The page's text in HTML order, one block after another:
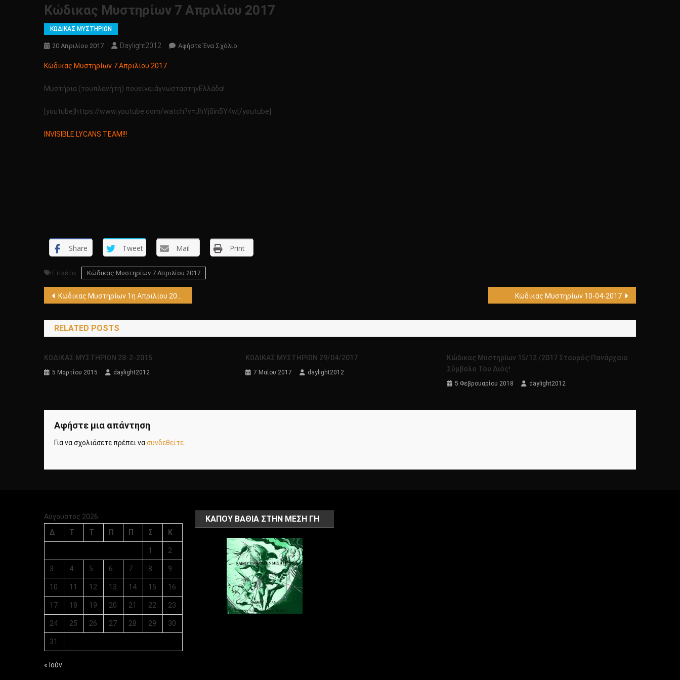
Κώδικας Μυστηρίων 7 Απριλίου 2017
ΚΩΔΙΚΑΣ ΜΥΣΤΗΡΙΩΝ
20 Απριλίου 2017 Daylight2012 Αφήστε Ένα Σχόλιο
2017
Κώδικας Μυστηρίων 7 Απριλίου 2017
Μυστήρια (τουπλανήτη) πουείναιάγνωσταστηνΕλλάδα!
[youtube]https://www.youtube.com/watch?v=JhYj0in5Y4w[/youtube]
INVISIBLE LYCANS TEAM!!!
Share Tweet Mail Print
Ετικέτα: Κώδικας Μυστηρίων 7 Απριλίου 2017
Πλοήγηση
άρθρων
Κώδικας Μυστηρίων 1η Απριλίου 2017 Κώδικας Μυστηρίων 10-04-2017
RELATED POSTS
ΚΩΔΙΚΑΣ ΜΥΣΤΗΡΙΩΝ 28-2-2015
5 Μαρτίου 2015 daylight2012
ΚΩΔΙΚΑΣ ΜΥΣΤΗΡΙΩΝ 29/04/2017
7 Μαΐου 2017 daylight2012
Κώδικας Μυστηρίων 15/12 /2017 Σταυρός:Πανάρχαιο
Σύμβολο Του Διός!
5 Φεβρουαρίου 2018 daylight2012
Αφήστε μια απάντηση
Για να σχολιάσετε πρέπει νασυνδεθείτε.
Αύγουστος 2026
Δ
Τ Τ Π Π Σ Κ
1 2
3 4 5 6 7 8 9
10 11 12 13 14 15 16
17 18 19 20 21 22 23
24 25 26 27 28 29 30
31
« Ιούν
ΚΑΠΟΥ ΒΑΘΙΑ ΣΤΗΝ ΜΕΣΗ ΓΗ